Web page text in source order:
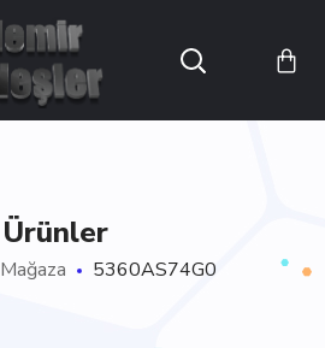
Ürünler
Mağaza 5360AS74G0